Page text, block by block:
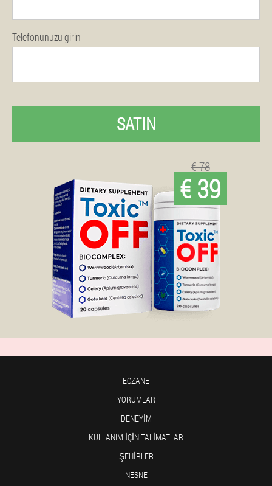
Telefonunuzu girin
SATIN
€ 78
€ 39
ECZANE
YORUMLAR
DENEYIM
KULLANIM IÇIN TALIMATLAR
ŞEHIRLER
NESNE